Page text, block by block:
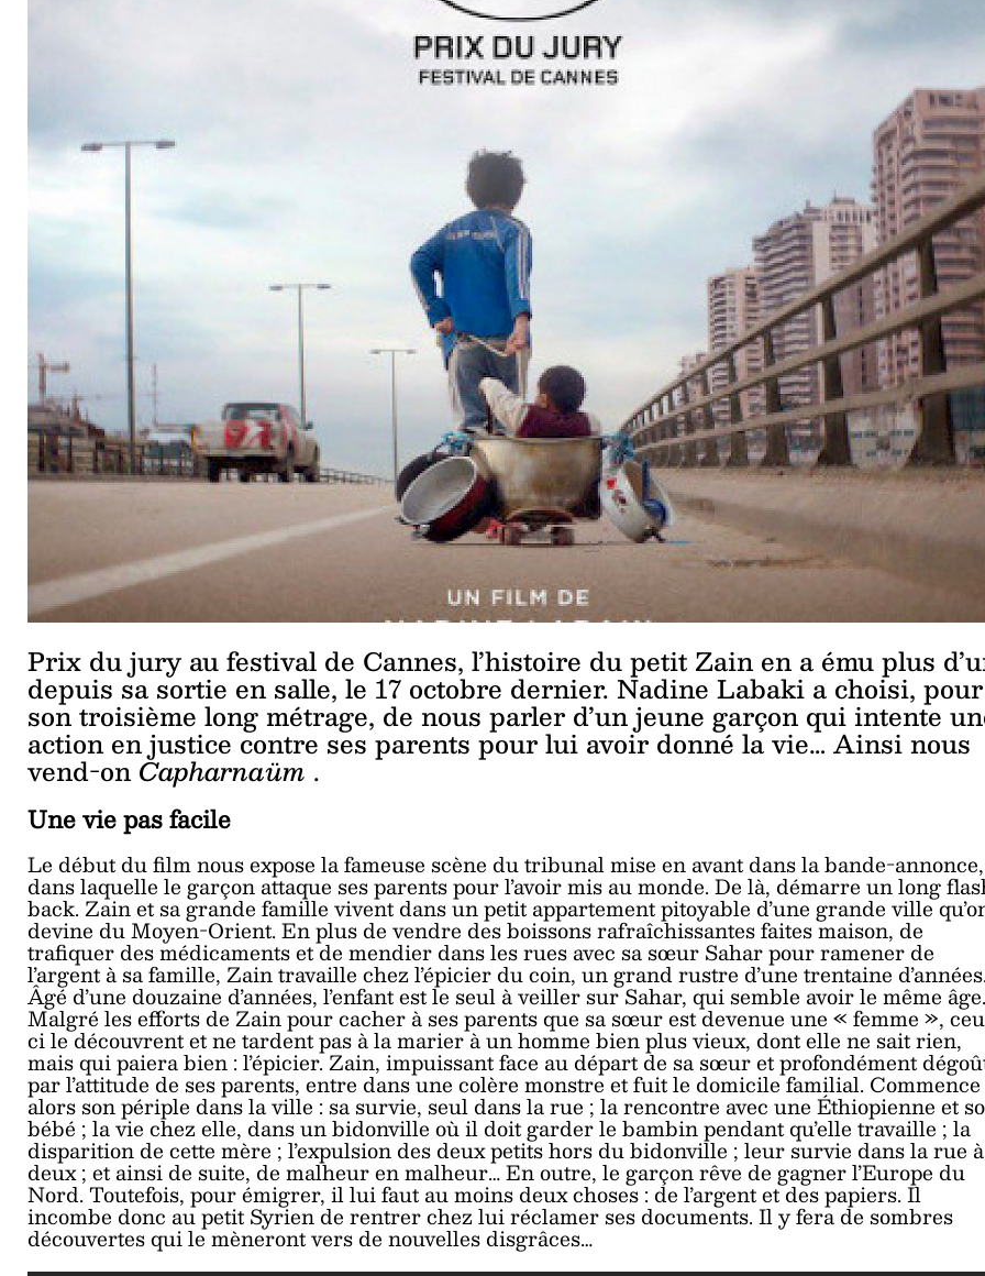
Prix du jury au festival de Cannes, l’histoire du petit Zain en a ému plus
depuis sa sortie en salle, le 17 octobre dernier. Nadine Labaki a choisi, pour
son troisième long métrage, de nous parler d’un jeune garçon qui intente
action en justice contre ses parents pour lui avoir donné la vie… Ainsi nous
vend-on Capharnaüm .
Une vie pas facile
Le début du film nous expose la fameuse scène du tribunal mise en avant dans la bande-annonce,
dans laquelle le garçon attaque ses parents pour l’avoir mis au monde. De là, démarre un long
back. Zain et sa grande famille vivent dans un petit appartement pitoyable d’une grande ville
devine du Moyen-Orient. En plus de vendre des boissons rafraîchissantes faites maison, de
trafiquer des médicaments et de mendier dans les rues avec sa sœur Sahar pour ramener de
l’argent à sa famille, Zain travaille chez l’épicier du coin, un grand rustre d’une trentaine
Âgé d’une douzaine d’années, l’enfant est le seul à veiller sur Sahar, qui semble avoir le même âge.
Malgré les efforts de Zain pour cacher à ses parents que sa sœur est devenue une « femme »,
ci le découvrent et ne tardent pas à la marier à un homme bien plus vieux, dont elle ne sait rien,
mais qui paiera bien : l’épicier. Zain, impuissant face au départ de sa sœur et profondément
par l’attitude de ses parents, entre dans une colère monstre et fuit le domicile familial. Commence
alors son périple dans la ville : sa survie, seul dans la rue ; la rencontre avec une Éthiopienne et
bébé ; la vie chez elle, dans un bidonville où il doit garder le bambin pendant qu’elle travaille ; la
disparition de cette mère ; l’expulsion des deux petits hors du bidonville ; leur survie dans la rue à
deux ; et ainsi de suite, de malheur en malheur… En outre, le garçon rêve de gagner l’Europe du
Nord. Toutefois, pour émigrer, il lui faut au moins deux choses : de l’argent et des papiers. Il
incombe donc au petit Syrien de rentrer chez lui réclamer ses documents. Il y fera de sombres
découvertes qui le mèneront vers de nouvelles disgrâces…